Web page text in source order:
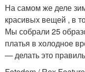
На самом же деле
красивых вещей , в
Мы собрали 25
платья в холодное
— делать это